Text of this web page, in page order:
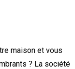
maison et vous
? La société